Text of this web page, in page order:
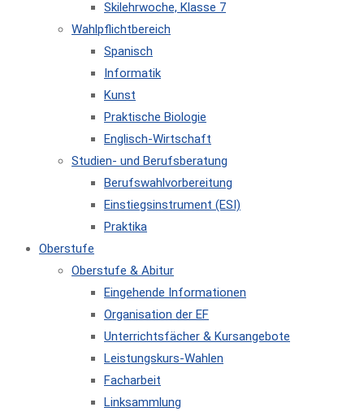
Skilehrwoche, Klasse 7
Wahlpflichtbereich
Spanisch
Informatik
Kunst
Praktische Biologie
Englisch-Wirtschaft
Studien- und Berufsberatung
Berufswahlvorbereitung
Einstiegsinstrument (ESI)
Praktika
Oberstufe
Oberstufe & Abitur
Eingehende Informationen
Organisation der EF
Unterrichtsfächer & Kursangebote
Leistungskurs-Wahlen
Facharbeit
Linksammlung